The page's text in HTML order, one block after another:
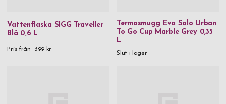
Vattenflaska SIGG Traveller
Blå 0,6 L
Pris från 399 kr
Termosmugg Eva Solo Urban
To Go Cup Marble Grey 0,35
L
Slut i lager